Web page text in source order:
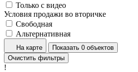
Только с видео
Условия продажи во вторичке
Свободная
Альтернативная
На карте
Показать 0 объектов
Очистить фильтры
!